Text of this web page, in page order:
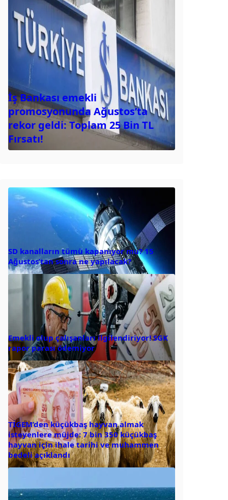
İş Bankası emekli
promosyonunda Ağustos’ta
rekor geldi: Toplam 25 Bin TL
Fırsatı!
SD kanalların tümü kapanıyor mu? 15
Ağustos’tan sonra ne yapılacak?
Emekli olup çalışanları ilgilendiriyor! SGK
rapor parası ödemiyor
TİGEM’den küçükbaş hayvan almak
isteyenlere müjde: 7 bin 350 küçükbaş
hayvan için ihale tarihi ve muhammen
bedeli açıklandı